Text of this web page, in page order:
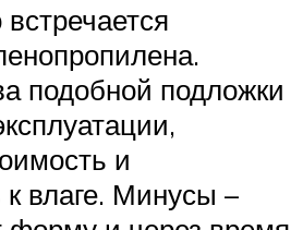
подобной подложки
и
к влаге. Минусы –